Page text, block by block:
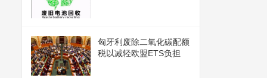
匈牙利废除二氧化碳配额
税以减轻欧盟ETS负担